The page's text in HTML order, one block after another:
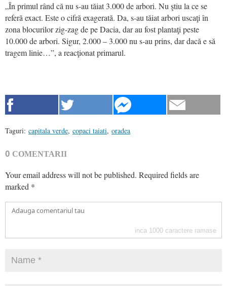
„În primul rând că nu s-au tăiat 3.000 de arbori. Nu ştiu la ce se
referă exact. Este o cifră exagerată. Da, s-au tăiat arbori uscaţi în
zona blocurilor zig-zag de pe Dacia, dar au fost plantaţi peste
10.000 de arbori. Sigur, 2.000 – 3.000 nu s-au prins, dar dacă e să
tragem linie…”, a reacţionat primarul.
Taguri: capitala verde, copaci taiati, oradea
0 COMENTARII
Your email address will not be published. Required fields are
marked *
inca 1000 caractere ramase